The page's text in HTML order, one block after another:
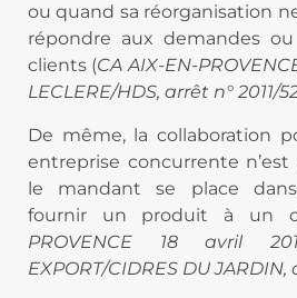
ou quand sa réorganisation
répondre aux demandes
clients (CA AIX-EN-
LECLERE/HDS, arrêt n° 2011/
De même, la collaboration
entreprise concurrente
le mandant se place dans
fournir un produit à un
PROVENCE 18 avril
EXPORT/CIDRES DU JARDIN,